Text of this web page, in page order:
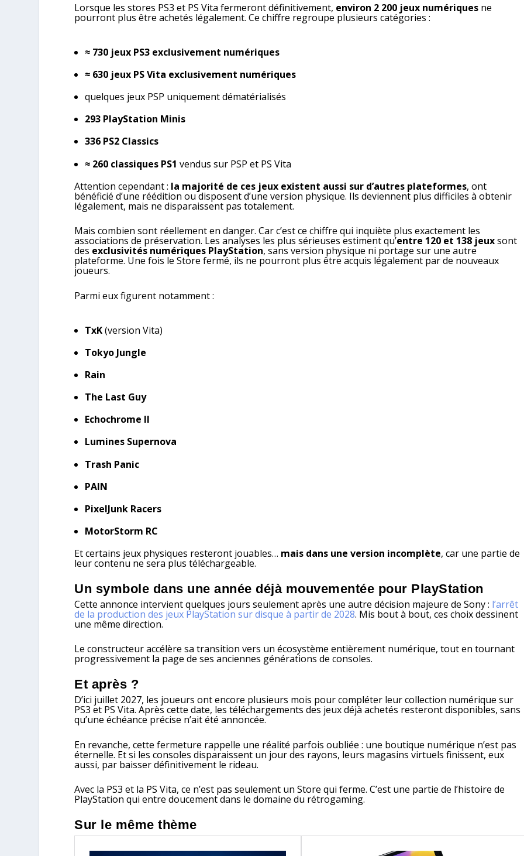
Lorsque les stores PS3 et PS Vita fermeront définitivement, environ 2 200 jeux numériques ne
pourront plus être achetés légalement. Ce chiffre regroupe plusieurs catégories :
≈ 730 jeux PS3 exclusivement numériques
≈ 630 jeux PS Vita exclusivement numériques
quelques jeux PSP uniquement dématérialisés
293 PlayStation Minis
336 PS2 Classics
≈ 260 classiques PS1 vendus sur PSP et PS Vita
Attention cependant : la majorité de ces jeux existent aussi sur d’autres plateformes, ont
bénéficié d’une réédition ou disposent d’une version physique. Ils deviennent plus difficiles à obtenir
légalement, mais ne disparaissent pas totalement.
Mais combien sont réellement en danger. Car c’est ce chiffre qui inquiète plus exactement les
associations de préservation. Les analyses les plus sérieuses estiment qu’entre 120 et 138 jeuxsont
des exclusivités numériques PlayStation, sans version physique ni portage sur une autre
plateforme. Une fois le Store fermé, ils ne pourront plus être acquis légalement par de nouveaux
joueurs.
Parmi eux figurent notamment :
TxK(version Vita)
Tokyo Jungle
Rain
The Last Guy
Echochrome II
Lumines Supernova
Trash Panic
PAIN
PixelJunk Racers
MotorStorm RC
Et certains jeux physiques resteront jouables… mais dans une version incomplète, car une partie de
leur contenu ne sera plus téléchargeable.
Un symbole dans une année déjà mouvementée pour PlayStation
Cette annonce intervient quelques jours seulement après une autre décision majeure de Sony : l’arrêt
de la production des jeux PlayStation sur disque à partir de 2028. Mis bout à bout, ces choix dessinent
une même direction.
Le constructeur accélère sa transition vers un écosystème entièrement numérique, tout en tournant
progressivement la page de ses anciennes générations de consoles.
Et après ?
D’ici juillet 2027, les joueurs ont encore plusieurs mois pour compléter leur collection numérique sur
PS3 et PS Vita. Après cette date, les téléchargements des jeux déjà achetés resteront disponibles, sans
qu’une échéance précise n’ait été annoncée.
En revanche, cette fermeture rappelle une réalité parfois oubliée : une boutique numérique n’est pas
éternelle. Et si les consoles disparaissent un jour des rayons, leurs magasins virtuels finissent, eux
aussi, par baisser définitivement le rideau.
Avec la PS3 et la PS Vita, ce n’est pas seulement un Store qui ferme. C’est une partie de l’histoire de
PlayStation qui entre doucement dans le domaine du rétrogaming.
Sur le même thème